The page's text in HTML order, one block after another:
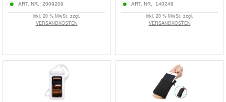
ART. NR.: 2009209
inkl. 20 % MwSt. zzgl.
VERSANDKOSTEN
ART. NR.: 140248
inkl. 20 % MwSt. zzgl.
VERSANDKOSTEN